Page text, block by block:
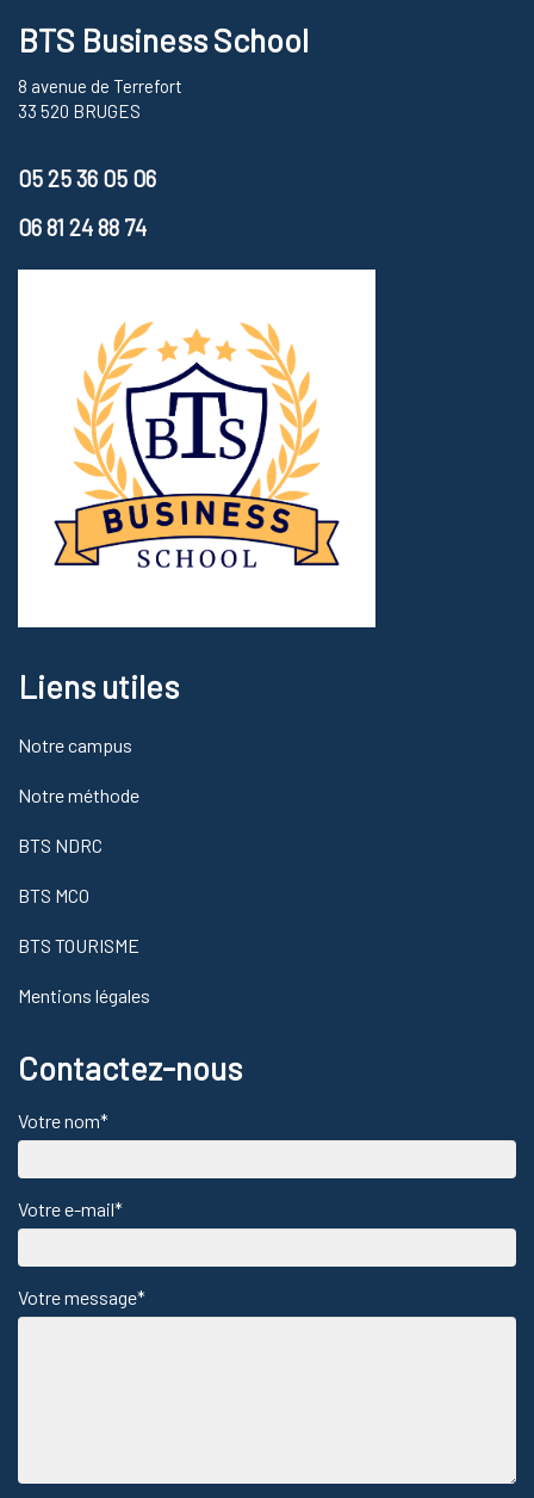
BTS Business School
8 avenue de Terrefort
33 520 BRUGES
05 25 36 05 06
06 81 24 88 74
Liens utiles
Notre campus
Notre méthode
BTS NDRC
BTS MCO
BTS TOURISME
Mentions légales
Contactez-nous
Votre nom*
Votre e-mail*
Votre message*